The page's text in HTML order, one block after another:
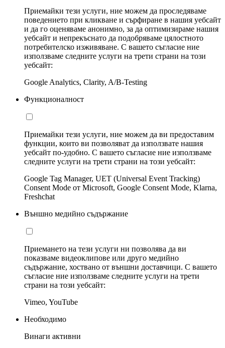
Приемайки тези услуги, ние можем да проследяваме
поведението при кликване и сърфиране в нашия уебсайт
и да го оценяваме анонимно, за да оптимизираме нашия
уебсайт и непрекъснато да подобряваме цялостното
потребителско изживяване. С вашето съгласие ние
използваме следните услуги на трети страни на този
уебсайт:
Google Analytics, Clarity, A/B-Testing
Функционалност
Приемайки тези услуги, ние можем да ви предоставим
функции, които ви позволяват да използвате нашия
уебсайт по-удобно. С вашето съгласие ние използваме
следните услуги на трети страни на този уебсайт:
Google Tag Manager, UET (Universal Event Tracking)
Consent Mode от Microsoft, Google Consent Mode, Klarna,
Freshchat
Външно медийно съдържание
Приемането на тези услуги ни позволява да ви
показваме видеоклипове или друго медийно
съдържание, хоствано от външни доставчици. С вашето
съгласие ние използваме следните услуги на трети
страни на този уебсайт:
Vimeo, YouTube
Необходимо
Винаги активни